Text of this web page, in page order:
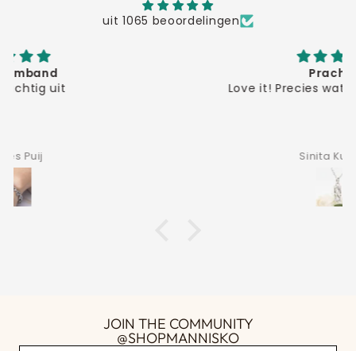
uit 1065 beoordelingen
Love it! Precies wat ik had verwacht.
JOIN THE COMMUNITY
@SHOPMANNISKO